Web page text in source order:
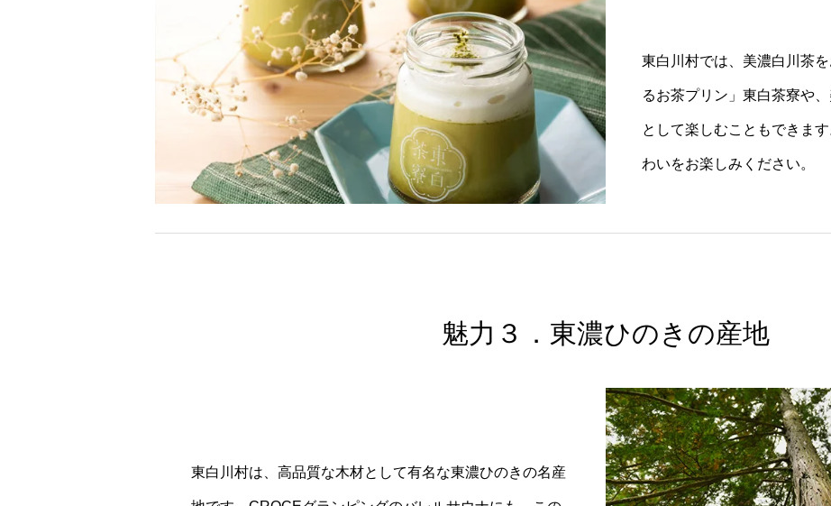
東白川村では、美濃白川茶
るお茶プリン」東白茶寮や
として楽しむこともできま
わいをお楽しみください。
魅力３．東濃ひのきの産地
東白川村は、高品質な木材として有名な東濃ひのきの名産